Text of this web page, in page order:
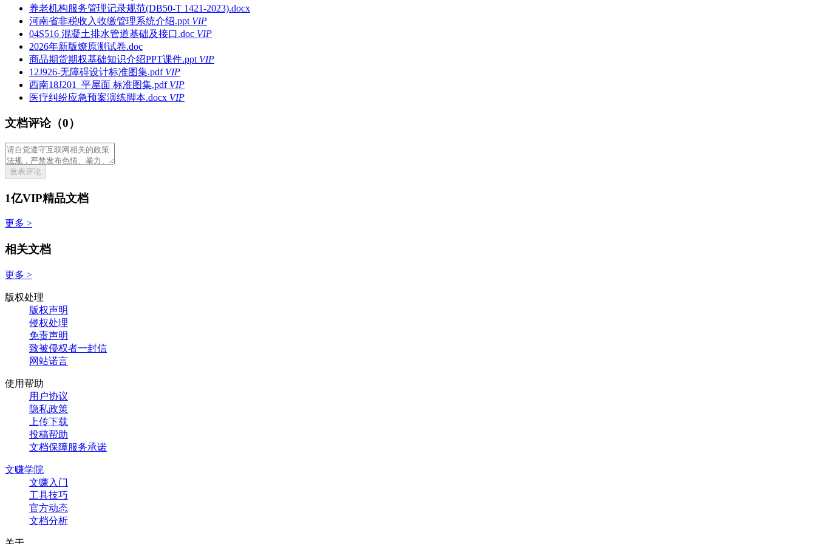
养老机构服务管理记录规范(DB50-T 1421-2023).docx
河南省非税收入收缴管理系统介绍.ppt VIP
04S516 混凝土排水管道基础及接口.doc VIP
2026年新版燎原测试卷.doc
商品期货期权基础知识介绍PPT课件.ppt VIP
12J926-无障碍设计标准图集.pdf VIP
西南18J201_平屋面 标准图集.pdf VIP
医疗纠纷应急预案演练脚本.docx VIP
文档评论（0）
发表评论
1亿VIP精品文档
更多 >
相关文档
更多 >
版权处理
版权声明
侵权处理
免责声明
致被侵权者一封信
网站诺言
使用帮助
用户协议
隐私政策
上传下载
投稿帮助
文档保障服务承诺
文赚学院
文赚入门
工具技巧
官方动态
文档分析